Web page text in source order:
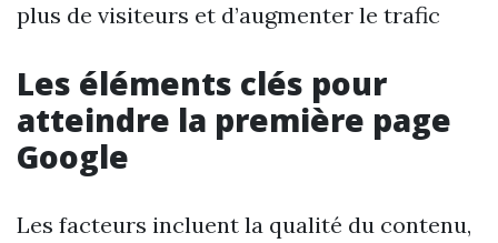
plus de visiteurs et d’augmenter le trafic
Les éléments clés pour
atteindre la première page
Google
Les facteurs incluent la qualité du contenu,